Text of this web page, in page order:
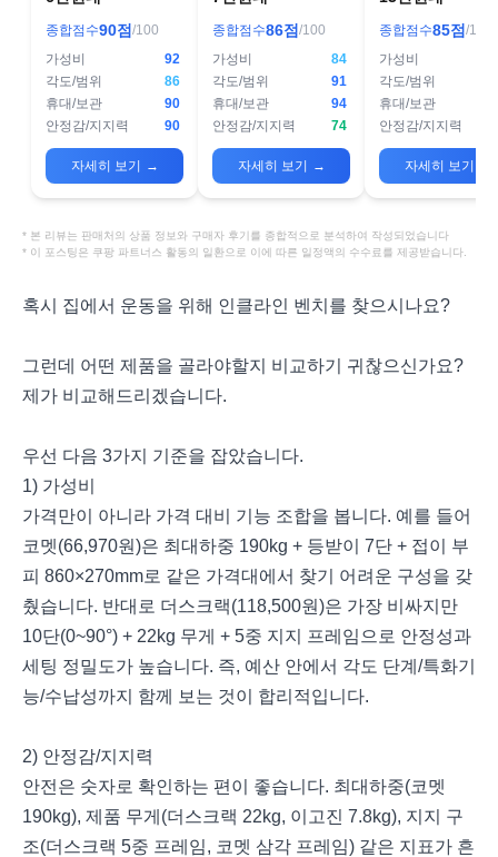
종합점수90점 /100
가성비
92
각도/범위
86
휴대/보관
90
안정감/지지력
90
자세히 보기 →
종합점수86점 /100
가성비
84
각도/범위
91
휴대/보관
94
안정감/지지력
74
자세히 보기 →
종합점수85점 /100
가성비
각도/범위
휴대/보관
안정감/지지력
자세히 보기
* 본 리뷰는 판매처의 상품 정보와 구매자 후기를 종합적으로 분석하여 작성되었습니다
* 이 포스팅은 쿠팡 파트너스 활동의 일환으로 이에 따른 일정액의 수수료를 제공받습니다.
혹시 집에서 운동을 위해 인클라인 벤치를 찾으시나요?
그런데 어떤 제품을 골라야할지 비교하기 귀찮으신가요?
제가 비교해드리겠습니다.
우선 다음 3가지 기준을 잡았습니다.
1) 가성비
가격만이 아니라 가격 대비 기능 조합을 봅니다. 예를 들어
코멧(66,970원)은 최대하중 190kg + 등받이 7단 + 접이 부
피 860×270mm로 같은 가격대에서 찾기 어려운 구성을 갖
췄습니다. 반대로 더스크랙(118,500원)은 가장 비싸지만
10단(0~90°) + 22kg 무게 + 5중 지지 프레임으로 안정성과
세팅 정밀도가 높습니다. 즉, 예산 안에서 각도 단계/특화기
능/수납성까지 함께 보는 것이 합리적입니다.
2) 안정감/지지력
안전은 숫자로 확인하는 편이 좋습니다. 최대하중(코멧
190kg), 제품 무게(더스크랙 22kg, 이고진 7.8kg), 지지 구
조(더스크랙 5중 프레임, 코멧 삼각 프레임) 같은 지표가 흔